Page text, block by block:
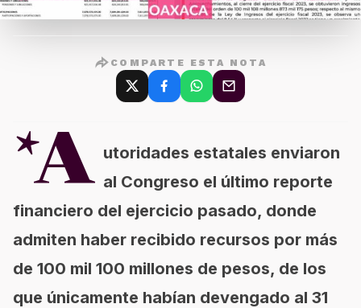
COMPARTE ESTA NOTA
*A utoridades estatales enviaron
al Congreso el último reporte
financiero del ejercicio pasado, donde
admiten haber recibido recursos por más
de 100 mil 100 millones de pesos, de los
que únicamente habían devengado al 31